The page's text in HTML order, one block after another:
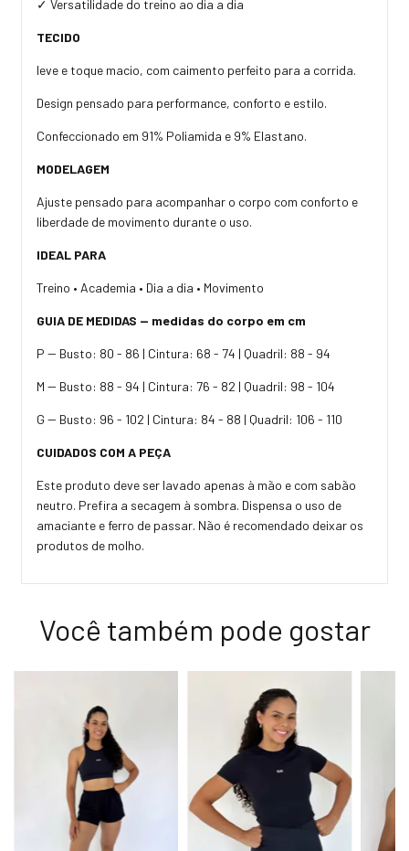
✓ Versatilidade do treino ao dia a dia
TECIDO
leve e toque macio, com caimento perfeito para a corrida.
Design pensado para performance, conforto e estilo.
Confeccionado em 91% Poliamida e 9% Elastano.
MODELAGEM
Ajuste pensado para acompanhar o corpo com conforto e
liberdade de movimento durante o uso.
IDEAL PARA
Treino • Academia • Dia a dia • Movimento
GUIA DE MEDIDAS — medidas do corpo em cm
P -- Busto: 80 - 86 | Cintura: 68 - 74 | Quadril: 88 - 94
M -- Busto: 88 - 94 | Cintura: 76 - 82 | Quadril: 98 - 104
G -- Busto: 96 - 102 | Cintura: 84 - 88 | Quadril: 106 - 110
CUIDADOS COM A PEÇA
Este produto deve ser lavado apenas à mão e com sabão
neutro. Prefira a secagem à sombra. Dispensa o uso de
amaciante e ferro de passar. Não é recomendado deixar os
produtos de molho.
Você também pode gostar